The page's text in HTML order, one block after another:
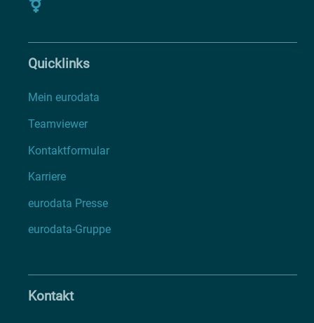
Quicklinks
Mein eurodata
Teamviewer
Kontaktformular
Karriere
eurodata Presse
eurodata-Gruppe
Kontakt